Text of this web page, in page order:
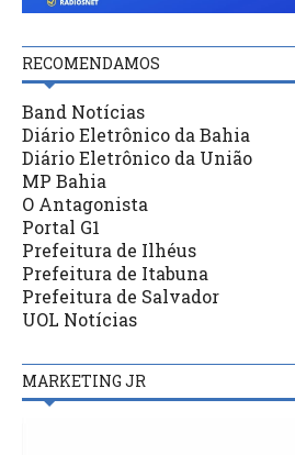
RECOMENDAMOS
Band Notícias
Diário Eletrônico da Bahia
Diário Eletrônico da União
MP Bahia
O Antagonista
Portal G1
Prefeitura de Ilhéus
Prefeitura de Itabuna
Prefeitura de Salvador
UOL Notícias
MARKETING JR